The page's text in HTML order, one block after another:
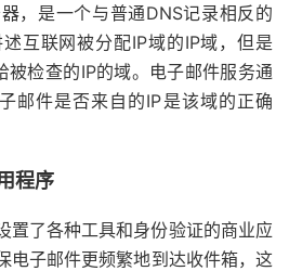
，是一个与普通DNS记录相反的
互联网被分配IP域的IP域，但是
被检查的IP的域。电子邮件服务通
邮件是否来自的IP是该域的正确
程序
置了各种工具和身份验证的商业应
电子邮件更频繁地到达收件箱，这